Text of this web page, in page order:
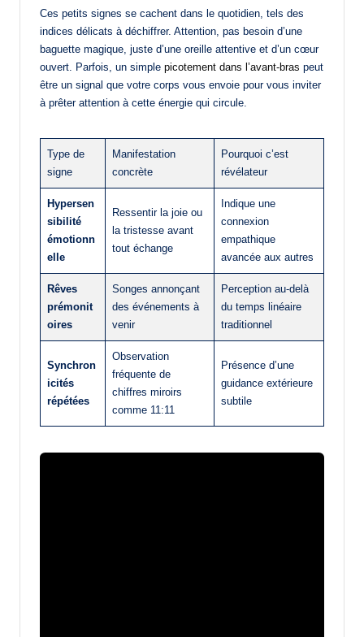
Ces petits signes se cachent dans le quotidien, tels des
indices délicats à déchiffrer. Attention, pas besoin d’une
baguette magique, juste d’une oreille attentive et d’un cœur
ouvert. Parfois, un simple picotement dans l’avant-bras peut
être un signal que votre corps vous envoie pour vous inviter
à prêter attention à cette énergie qui circule.
Type de
signe
Manifestation
concrète
Pourquoi c’est
révélateur
Hypersen
sibilité
émotionn
elle
Ressentir la joie ou
la tristesse avant
tout échange
Indique une
connexion
empathique
avancée aux autres
Rêves
prémonit
oires
Songes annonçant
des événements à
venir
Perception au-delà
du temps linéaire
traditionnel
Synchron
icités
répétées
Observation
fréquente de
chiffres miroirs
comme 11:11
Présence d’une
guidance extérieure
subtile